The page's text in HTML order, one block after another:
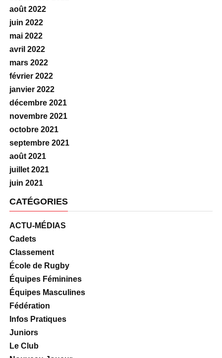
août 2022
juin 2022
mai 2022
avril 2022
mars 2022
février 2022
janvier 2022
décembre 2021
novembre 2021
octobre 2021
septembre 2021
août 2021
juillet 2021
juin 2021
CATÉGORIES
ACTU-MÉDIAS
Cadets
Classement
École de Rugby
Équipes Féminines
Équipes Masculines
Fédération
Infos Pratiques
Juniors
Le Club